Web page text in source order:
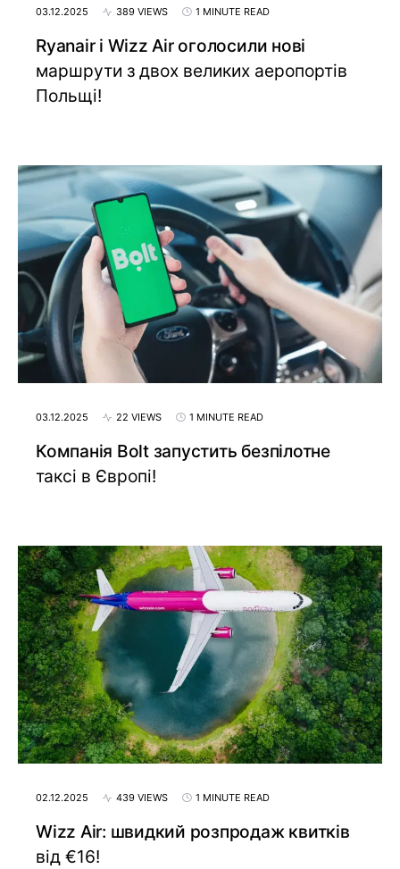
03.12.2025 389 VIEWS 1 MINUTE READ
Ryanair і Wizz Air оголосили нові
маршрути з двох великих аеропортів
Польщі!
03.12.2025 22 VIEWS 1 MINUTE READ
Компанія Bolt запустить безпілотне
таксі в Європі!
02.12.2025 439 VIEWS 1 MINUTE READ
Wizz Air: швидкий розпродаж квитків
від €16!